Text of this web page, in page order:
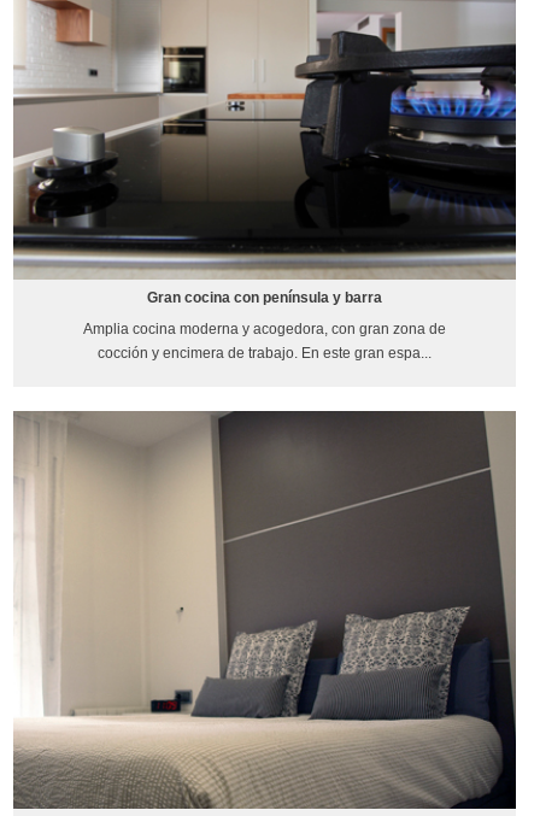
Gran cocina con península y barra
Amplia cocina moderna y acogedora, con gran zona de
cocción y encimera de trabajo. En este gran espa...